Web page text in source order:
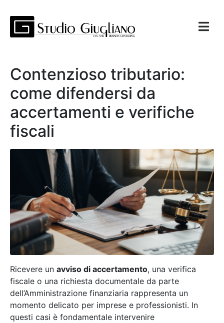
Contenzioso tributario:
come difendersi da
accertamenti e verifiche
fiscali
Ricevere un avviso di accertamento, una verifica
fiscale o una richiesta documentale da parte
dell’Amministrazione finanziaria rappresenta un
momento delicato per imprese e professionisti. In
questi casi è fondamentale intervenire